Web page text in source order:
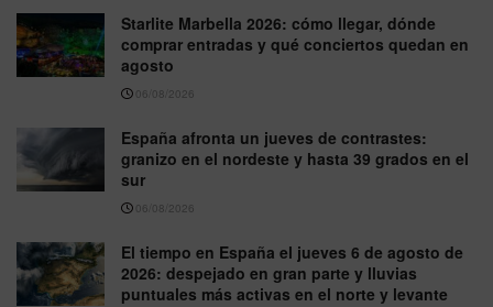
Starlite Marbella 2026: cómo llegar, dónde
comprar entradas y qué conciertos quedan en
agosto
06/08/2026
España afronta un jueves de contrastes:
granizo en el nordeste y hasta 39 grados en el
sur
06/08/2026
El tiempo en España el jueves 6 de agosto de
2026: despejado en gran parte y lluvias
puntuales más activas en el norte y levante